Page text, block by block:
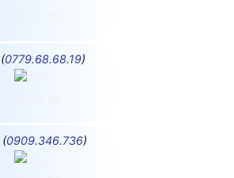
(0779.68.68.19)
(0909.346.736)